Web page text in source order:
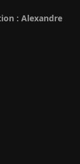
: Alexandre